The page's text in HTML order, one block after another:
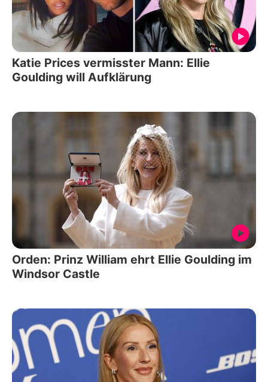
Katie Prices vermisster Mann: Ellie
Goulding will Aufklärung
Orden: Prinz William ehrt Ellie Goulding im
Windsor Castle